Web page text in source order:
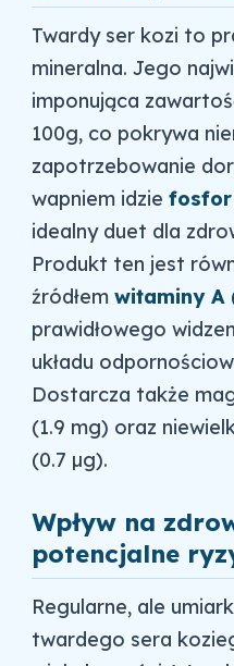
Twardy ser kozi to
mineralna. Jego
imponująca
100g, co pokrywa
zapotrzebowanie
wapniem idzie fosfor
idealny duet dla
Produkt ten jest
źródłem witaminy A
prawidłowego
układu
Dostarcza także
(1.9 mg) oraz
(0.7 µg).
Wpływ na
potencjalne
Regularne, ale
twardego sera